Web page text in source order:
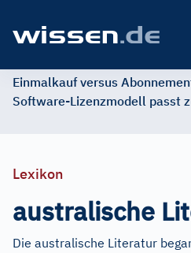
Einmalkauf versus
Software-Lizenzmodell passt
Lexikon
australische
Die australische Literatur